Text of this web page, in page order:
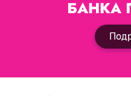
БАНКА